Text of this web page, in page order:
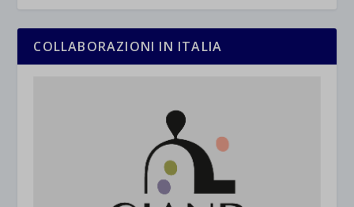
COLLABORAZIONI IN ITALIA